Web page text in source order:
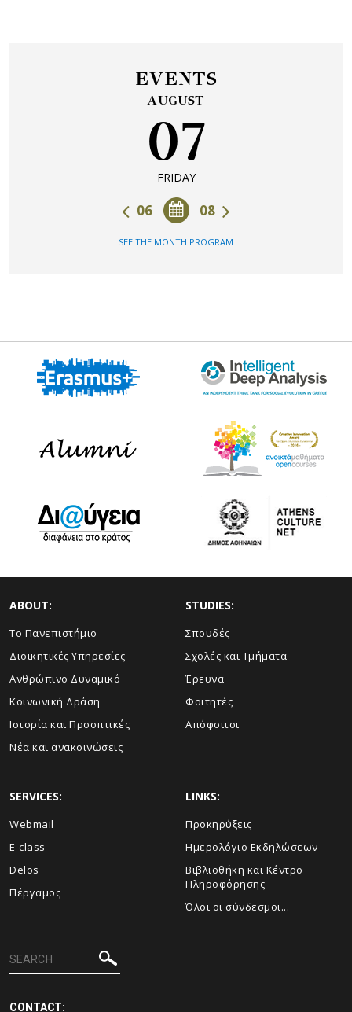
EVENTS
AUGUST
07
FRIDAY
08
06
SEE THE MONTH PROGRAM
ABOUT:
Το Πανεπιστήμιο
Διοικητικές Υπηρεσίες
Ανθρώπινο Δυναμικό
Κοινωνική Δράση
Ιστορία και Προοπτικές
Νέα και ανακοινώσεις
STUDIES:
Σπουδές
Σχολές και Τμήματα
Έρευνα
Φοιτητές
Απόφοιτοι
SERVICES:
Webmail
E-class
Delos
Πέργαμος
LINKS:
Προκηρύξεις
Ημερολόγιο Εκδηλώσεων
Βιβλιοθήκη και Κέντρο
Πληροφόρησης
Όλοι οι σύνδεσμοι...
CONTACT: